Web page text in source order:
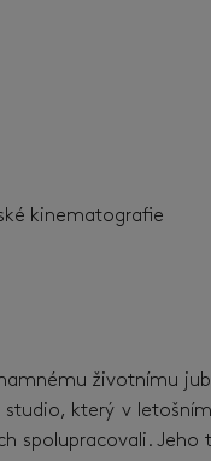
kinematografie
životnímu
který v
spolupracovali.